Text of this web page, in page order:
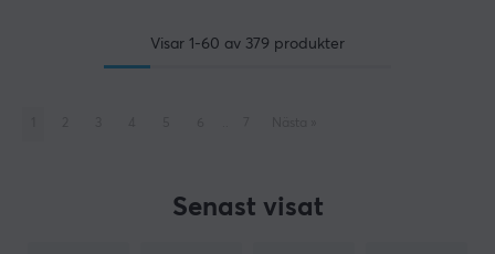
Visar 1-60 av 379 produkter
Senast visat